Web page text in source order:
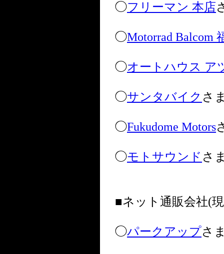
◯フリーマン 本店
◯Motorrad Balcom
◯オートハウス ア
◯サンタバイク さ
◯Fukudome Motors
◯モトサウンド さ
■ネット通販会社(
◯パークアップさ